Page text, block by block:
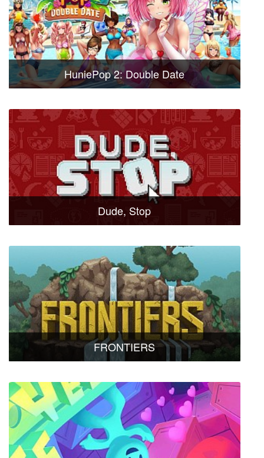
HuniePop 2: Double Date
Dude, Stop
FRONTIERS